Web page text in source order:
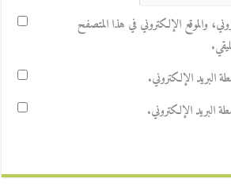
والموقع الإلكتروني في هذا المتصفح
البريد الإلكتروني.
البريد الإلكتروني.